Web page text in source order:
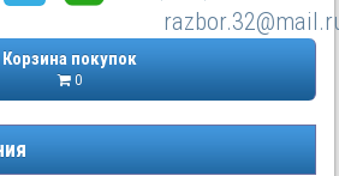
Корзина покупок
0